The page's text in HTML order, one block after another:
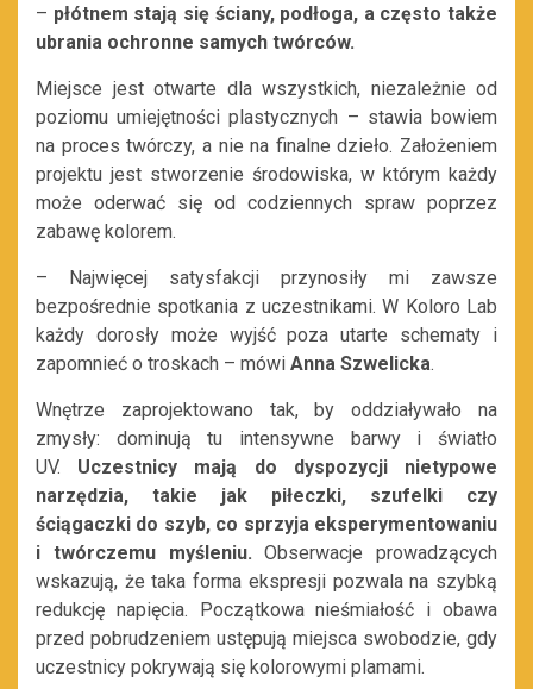
– płótnem stają się ściany, podłoga, a często także
ubrania ochronne samych twórców.
Miejsce jest otwarte dla wszystkich, niezależnie od
poziomu umiejętności plastycznych – stawia bowiem
na proces twórczy, a nie na finalne dzieło. Założeniem
projektu jest stworzenie środowiska, w którym każdy
może oderwać się od codziennych spraw poprzez
zabawę kolorem.
– Najwięcej satysfakcji przynosiły mi zawsze
bezpośrednie spotkania z uczestnikami. W Koloro Lab
każdy dorosły może wyjść poza utarte schematy i
zapomnieć o troskach – mówi Anna Szwelicka.
Wnętrze zaprojektowano tak, by oddziaływało na
zmysły: dominują tu intensywne barwy i światło
UV. Uczestnicy mają do dyspozycji nietypowe
narzędzia, takie jak piłeczki, szufelki czy
ściągaczki do szyb, co sprzyja eksperymentowaniu
i twórczemu myśleniu. Obserwacje prowadzących
wskazują, że taka forma ekspresji pozwala na szybką
redukcję napięcia. Początkowa nieśmiałość i obawa
przed pobrudzeniem ustępują miejsca swobodzie, gdy
uczestnicy pokrywają się kolorowymi plamami.